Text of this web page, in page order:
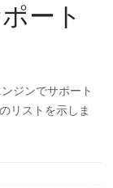
ート
ジンでサポート
リストを示しま